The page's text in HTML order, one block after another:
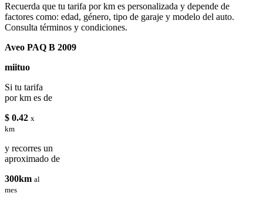
Recuerda que tu tarifa por km es personalizada y depende de
factores como: edad, género, tipo de garaje y modelo del auto.
Consulta términos y condiciones.
Aveo PAQ B 2009
miituo
Si tu tarifa
por km es de
$ 0.42 x
km
y recorres un
aproximado de
300km al
mes